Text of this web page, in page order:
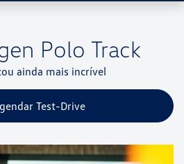
Polo Track
ainda mais incrível
Test-Drive